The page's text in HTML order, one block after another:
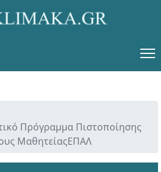
Πρόγραμμα Πιστοποίησης
ΜαθητείαςΕΠΑΛ